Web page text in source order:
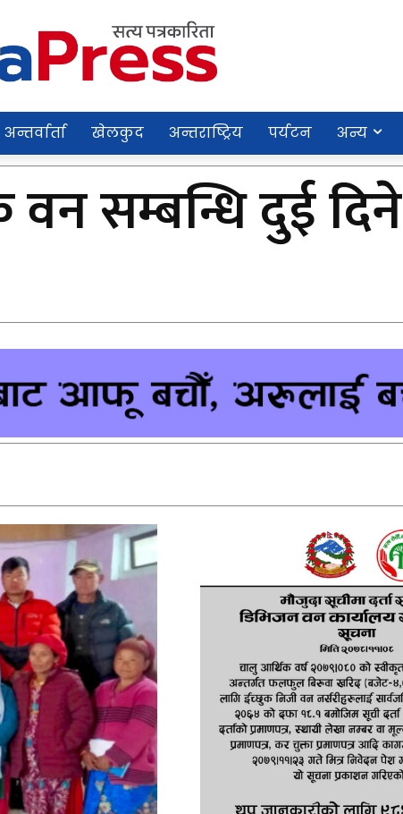
अन्तर्वार्ता खेलकुद अन्तराष्ट्रिय पर्यटन अन्य
सम्बन्धि दुई दिने